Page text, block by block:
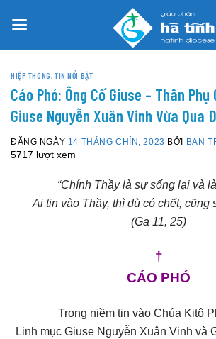
HIỆP THÔNG, TIN NỔI BẬT
Cáo Phó: Ông Cố Giuse – Thân Phụ
Giuse Nguyễn Xuân Vinh Vừa Qua
ĐĂNG NGÀY 14 THÁNG CHÍN, 2023 BỞI BAN
5717 lượt xem
“Chính Thầy là sự sống lại và
Ai tin vào Thầy, thì dù có chết, cũng
(Ga 11, 25)
†
CÁO PHÓ
Trong niềm tin vào Chúa Kitô
Linh mục Giuse Nguyễn Xuân Vinh và